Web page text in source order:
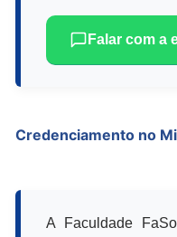
Falar com a
Credenciamento no
A Faculdade